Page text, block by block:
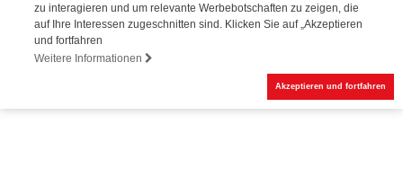
zu interagieren und um relevante Werbebotschaften zu zeigen, die
auf Ihre Interessen zugeschnitten sind. Klicken Sie auf „Akzeptieren
und fortfahren
Weitere Informationen
Akzeptieren und fortfahren